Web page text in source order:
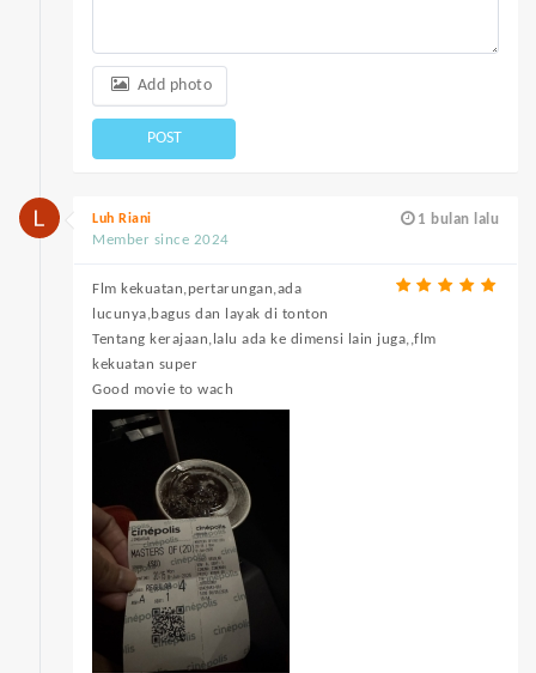
Add photo
POST
1 bulan lalu
Luh Riani
Member since 2024
Flm kekuatan,pertarungan,ada
lucunya,bagus dan layak di tonton
Tentang kerajaan,lalu ada ke dimensi lain juga,,flm
kekuatan super
Good movie to wach